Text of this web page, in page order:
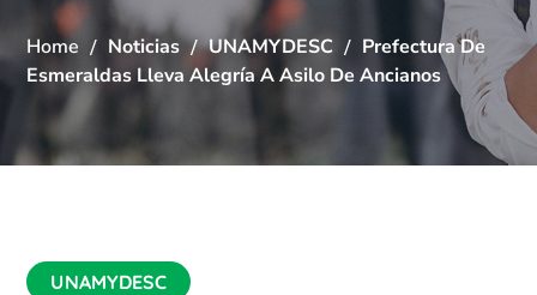
Home Noticias UNAMYDESC
Prefectura De
Esmeraldas Lleva Alegría A Asilo De Ancianos
UNAMYDESC